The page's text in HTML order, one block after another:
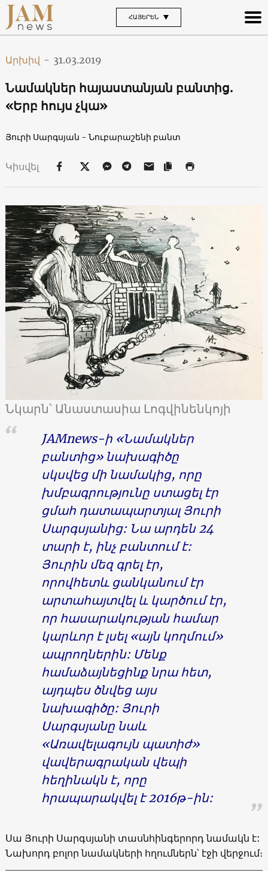
ՀԱՅԵՐԵՆ
Արխիվ - 31.03.2019
Նամակներ հայաստանյան բանտից.
«Երբ հույս չկա»
Յուրի Սարգսյան - Նուբարաշենի բանտ
Կիսվել
Նկարն՝ Անաստասիա Լոգվինենկոյի
JAMnews-ի «Նամակներ
բանտից» նախագիծը
սկսվեց մի նամակից, որը
խմբագրությունը ստացել էր
ցմահ դատապարտյալ Յուրի
Սարգսյանից: Նա արդեն 24
տարի է, ինչ բանտում է:
Յուրին մեզ գրել էր,
որովհետև ցանկանում էր
արտահայտվել և կարծում էր,
որ հասարակության համար
կարևոր է լսել «այն կողմում»
ապրողներին: Մենք
համաձայնեցինք նրա հետ,
այդպես ծնվեց այս
նախագիծը: Յուրի
Սարգսյանը նաև
«Առավելագույն պատիժ»
վավերագրական վեպի
հեղինակն է, որը
հրապարակվել է 2016թ-ին:
Սա Յուրի Սարգսյանի տասնհինգերորդ նամակն է:
Նախորդ բոլոր նամակների հղումներն՝ էջի վերջում։